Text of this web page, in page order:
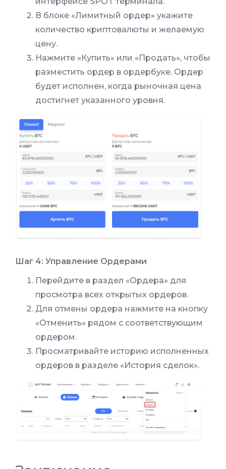
В блоке «Лимитный ордер» укажите
количество криптовалюты и желаемую
цену.
Нажмите «Купить» или «Продать», чтобы
разместить ордер в ордербуке. Ордер
будет исполнен, когда рыночная цена
достигнет указанного уровня.
Шаг 4: Управление Ордерами
Перейдите в раздел «Ордера» для
просмотра всех открытых ордеров.
Для отмены ордера нажмите на кнопку
«Отменить» рядом с соответствующим
ордером.
Просматривайте историю исполненных
ордеров в разделе «История сделок».